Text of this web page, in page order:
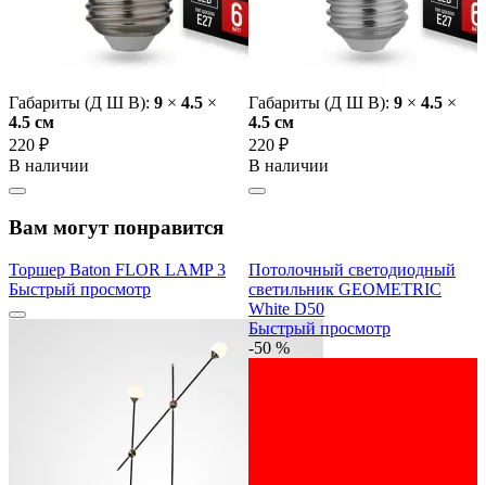
Габариты (Д Ш В): 9 × 4.5 ×
4.5 cм
220 ₽
В наличии
Габариты (Д Ш В): 9 × 4.5 ×
4.5 cм
220 ₽
В наличии
Вам могут понравится
Торшер Baton FLOR LAMP 3
Быстрый просмотр
Потолочный светодиодный
светильник GEOMETRIC
White D50
Быстрый просмотр
-50 %